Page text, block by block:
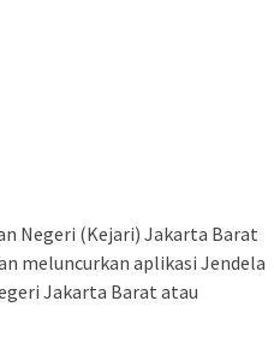
Negeri (Kejari) Jakarta Barat
meluncurkan aplikasi Jendela
Jakarta Barat atau